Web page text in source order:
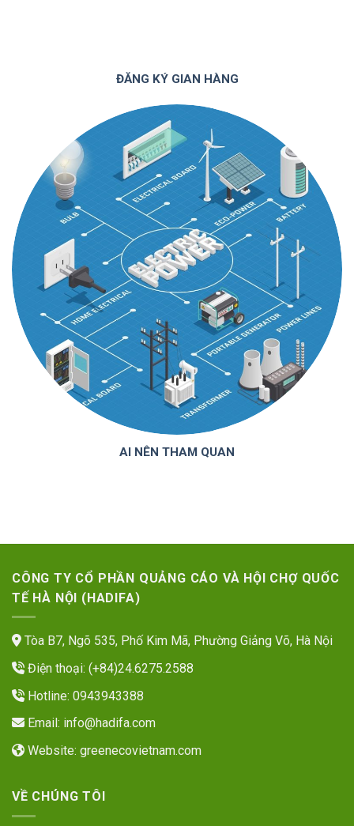
ĐĂNG KÝ GIAN HÀNG
AI NÊN THAM QUAN
CÔNG TY CỔ PHẦN QUẢNG CÁO VÀ HỘI CHỢ QUỐC
TẾ HÀ NỘI (HADIFA)
Tòa B7, Ngõ 535, Phố Kim Mã, Phường Giảng Võ, Hà Nội
Điện thoại: (+84)24.6275.2588
Hotline: 0943943388
Email: info@hadifa.com
Website: greenecovietnam.com
VỀ CHÚNG TÔI